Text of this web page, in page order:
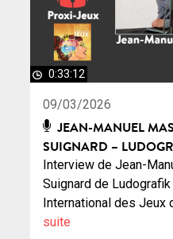
0:33:12
09/03/2026
JEAN-MANUEL
SUIGNARD –
Interview de Jean-
Suignard de
International des Jeux
suite